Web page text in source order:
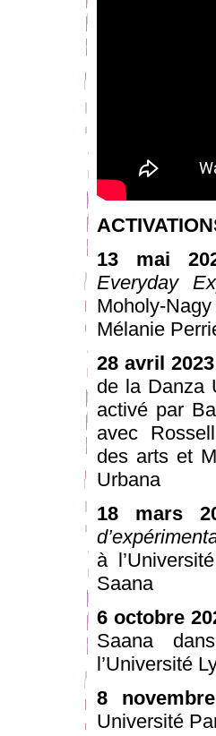
13 mai
Everyday
Moholy-
Mélanie
28 avril 2023
de la Danza
activé par
avec
des arts et
Urbana
18 mars
à
Saana
6 octobre
Saana
l’Université
8
Université